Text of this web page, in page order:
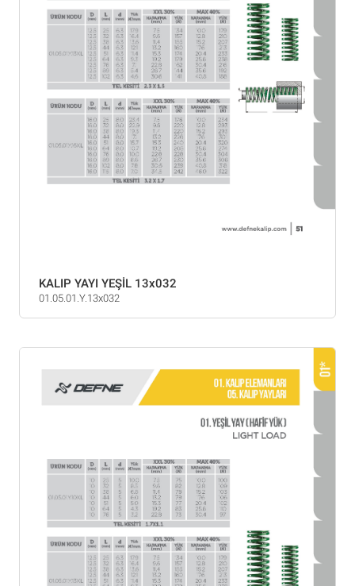
KALIP YAYI YEŞİL 13x032
01.05.01.Y.13x032